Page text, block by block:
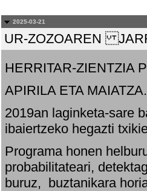
2025-03-21
UR-ZOZOAREN
HERRITAR-ZIENTZIA
APIRILA ETA MAIATZA.
2019an laginketa-sare
ibaiertzeko hegazti
Programa honen
probabilitateari,
buruz, buztanikara